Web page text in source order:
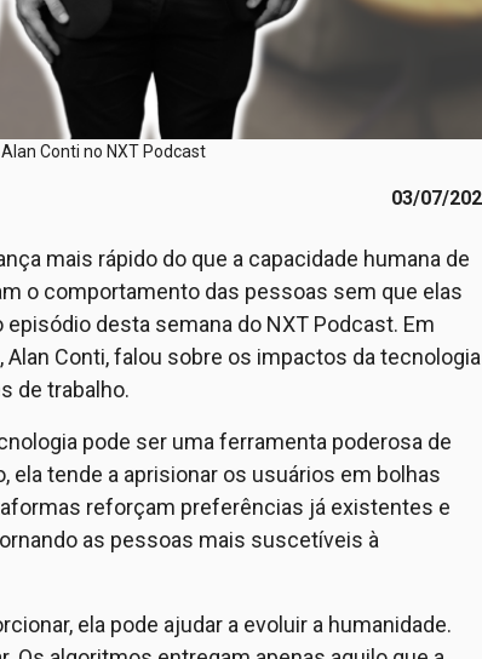
Conti no NXT Podcast
03/07/
mais rápido do que a capacidade humana de
o comportamento das pessoas sem que elas
desta semana do NXT Podcast. Em
Conti, falou sobre os impactos da tecnologia
de trabalho.
pode ser uma ferramenta poderosa de
tende a aprisionar os usuários em bolhas
reforçam preferências já existentes e
as pessoas mais suscetíveis à
ela pode ajudar a evoluir a humanidade.